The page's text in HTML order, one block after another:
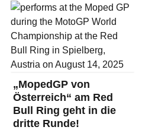
„MopedGP von
Österreich“ am Red
Bull Ring geht in die
dritte Runde!